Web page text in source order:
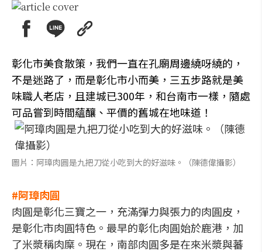
彰化市美食散策，我們一直在孔廟周邊繞呀繞的，
不是迷路了，而是彰化市小而美，三五步路就是美
味職人老店，且建城已300年，和台南市一樣，隨處
可品嘗到時間蘊釀、平價的舊城在地味道！
圖片：阿璋肉圓是九把刀從小吃到大的好滋味。（陳德偉攝影）
#阿璋肉圓
肉圓是彰化三寶之一，充滿彈力與張力的肉圓皮，
是彰化市肉圓特色。最早的彰化肉圓始於鹿港，加
了米漿稱肉糜。現在，南部肉圓多是在來米漿與蕃